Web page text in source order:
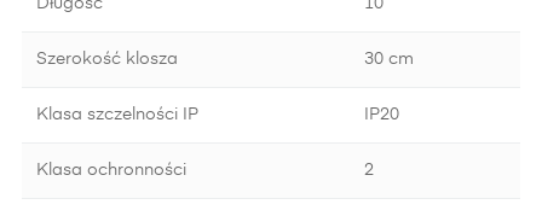
Długość 10
Szerokość klosza 30 cm
Klasa szczelności IP IP20
Klasa ochronności 2